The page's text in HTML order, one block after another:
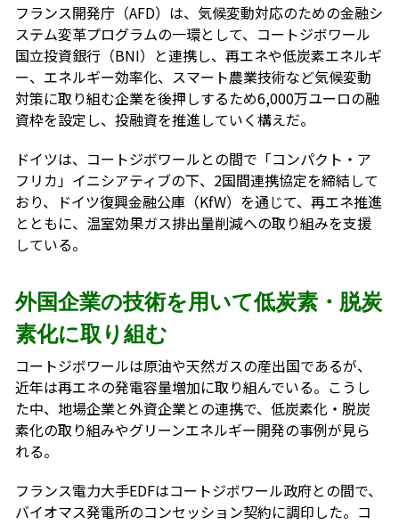
フランス開発庁（AFD）は、気候変動対応のための金融シ
ステム変革プログラムの一環として、コートジボワール
国立投資銀行（BNI）と連携し、再エネや低炭素エネルギ
ー、エネルギー効率化、スマート農業技術など気候変動
対策に取り組む企業を後押しするため6,000万ユーロの融
資枠を設定し、投融資を推進していく構えだ。
ドイツは、コートジボワールとの間で「コンパクト・ア
フリカ」イニシアティブの下、2国間連携協定を締結して
おり、ドイツ復興金融公庫（KfW）を通じて、再エネ推進
とともに、温室効果ガス排出量削減への取り組みを支援
している。
外国企業の技術を用いて低炭素・脱炭
素化に取り組む
コートジボワールは原油や天然ガスの産出国であるが、
近年は再エネの発電容量増加に取り組んでいる。こうし
た中、地場企業と外資企業との連携で、低炭素化・脱炭
素化の取り組みやグリーンエネルギー開発の事例が見ら
れる。
フランス電力大手EDFはコートジボワール政府との間で、
バイオマス発電所のコンセッション契約に調印した。コ